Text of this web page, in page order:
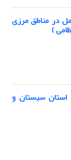
در مناطق مرزی
)
استان سیستان و